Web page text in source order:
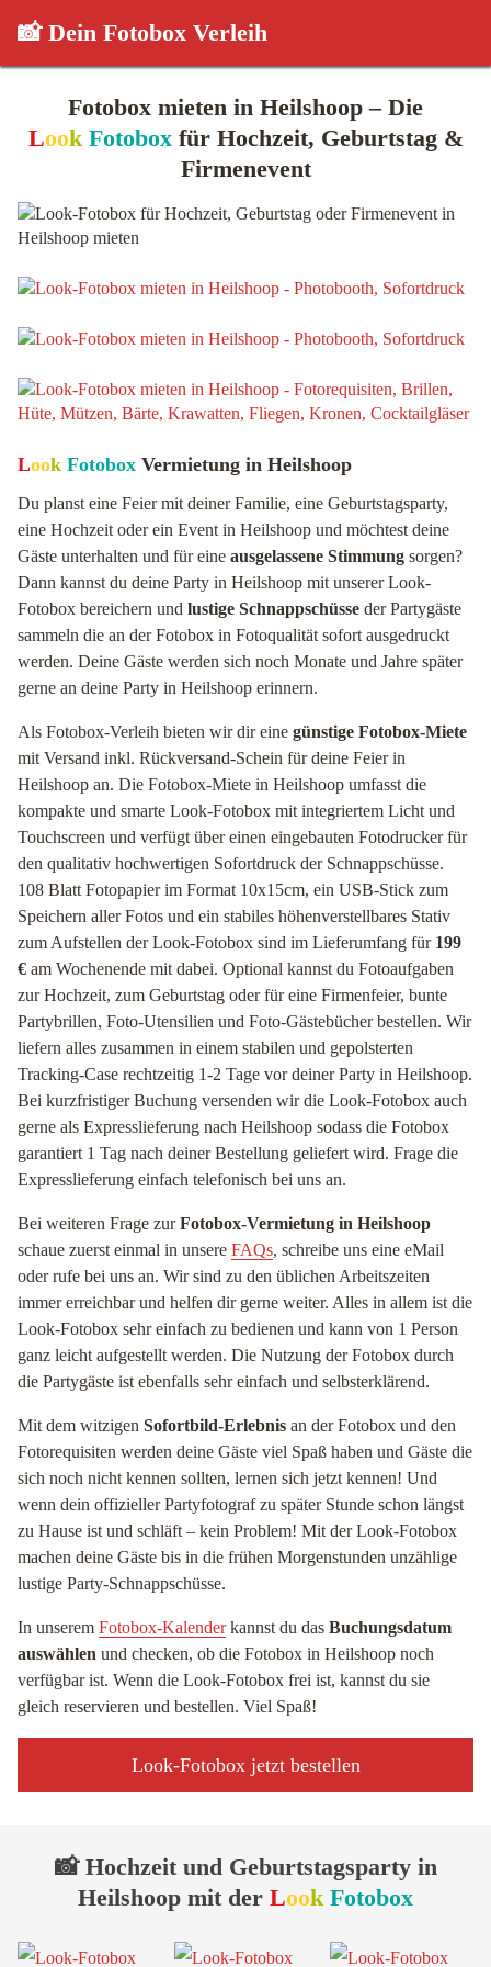
📸 Dein Fotobox Verleih
Fotobox mieten in Heilshoop – Die
Look Fotoboxfür Hochzeit, Geburtstag &
Firmenevent
Look Fotobox Vermietung in Heilshoop
Du planst eine Feier mit deiner Familie, eine Geburtstagsparty,
eine Hochzeit oder ein Event in Heilshoop und möchtest deine
Gäste unterhalten und für eine ausgelassene Stimmung sorgen?
Dann kannst du deine Party in Heilshoop mit unserer Look-
Fotobox bereichern und lustige Schnappschüsse der Partygäste
sammeln die an der Fotobox in Fotoqualität sofort ausgedruckt
werden. Deine Gäste werden sich noch Monate und Jahre später
gerne an deine Party in Heilshoop erinnern.
Als Fotobox-Verleih bieten wir dir eine günstige Fotobox-Miete
mit Versand inkl. Rückversand-Schein für deine Feier in
Heilshoop an. Die Fotobox-Miete in Heilshoop umfasst die
kompakte und smarte Look-Fotobox mit integriertem Licht und
Touchscreen und verfügt über einen eingebauten Fotodrucker für
den qualitativ hochwertigen Sofortdruck der Schnappschüsse.
108 Blatt Fotopapier im Format 10x15cm, ein USB-Stick zum
Speichern aller Fotos und ein stabiles höhenverstellbares Stativ
zum Aufstellen der Look-Fotobox sind im Lieferumfang für 199
€ am Wochenende mit dabei. Optional kannst du Fotoaufgaben
zur Hochzeit, zum Geburtstag oder für eine Firmenfeier, bunte
Partybrillen, Foto-Utensilien und Foto-Gästebücher bestellen. Wir
liefern alles zusammen in einem stabilen und gepolsterten
Tracking-Case rechtzeitig 1-2 Tage vor deiner Party in Heilshoop.
Bei kurzfristiger Buchung versenden wir die Look-Fotobox auch
gerne als Expresslieferung nach Heilshoop sodass die Fotobox
garantiert 1 Tag nach deiner Bestellung geliefert wird. Frage die
Expresslieferung einfach telefonisch bei uns an.
Bei weiteren Frage zurFotobox-Vermietung in Heilshoop
schaue zuerst einmal in unsere FAQs, schreibe uns eine eMail
oder rufe bei uns an. Wir sind zu den üblichen Arbeitszeiten
immer erreichbar und helfen dir gerne weiter. Alles in allem ist die
Look-Fotobox sehr einfach zu bedienen und kann von 1 Person
ganz leicht aufgestellt werden. Die Nutzung der Fotobox durch
die Partygäste ist ebenfalls sehr einfach und selbsterklärend.
Mit dem witzigen Sofortbild-Erlebnis an der Fotobox und den
Fotorequisiten werden deine Gäste viel Spaß haben und Gäste die
sich noch nicht kennen sollten, lernen sich jetzt kennen! Und
wenn dein offizieller Partyfotograf zu später Stunde schon längst
zu Hause ist und schläft – kein Problem! Mit der Look-Fotobox
machen deine Gäste bis in die frühen Morgenstunden unzählige
lustige Party-Schnappschüsse.
In unserem Fotobox-Kalenderkannst du das Buchungsdatum
auswählen und checken, ob die Fotobox in Heilshoop noch
verfügbar ist. Wenn die Look-Fotobox frei ist, kannst du sie
gleich reservieren und bestellen. Viel Spaß!
Look-Fotobox jetzt bestellen
📸 Hochzeit und Geburtstagsparty in
Heilshoop mit der Look Fotobox